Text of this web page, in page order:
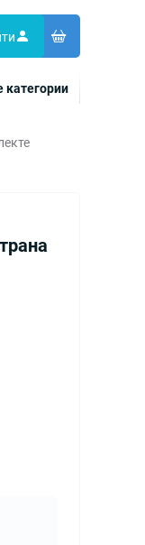
категории